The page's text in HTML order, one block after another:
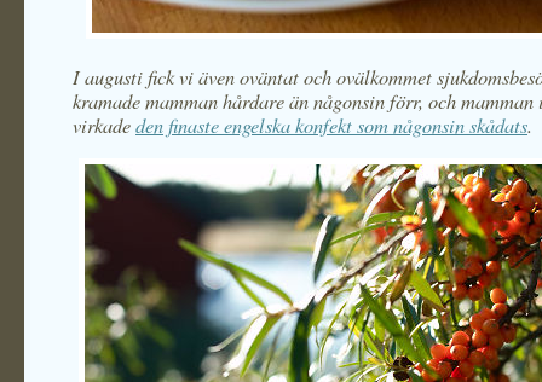
I augusti fick vi även oväntat och ovälkommet
kramade mamman hårdare än någonsin förr, och
virkadeden finaste engelska konfekt som någonsin skådats.